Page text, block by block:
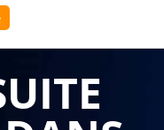
un cadre supérieur
votre entreprise, il est
là que la formation en